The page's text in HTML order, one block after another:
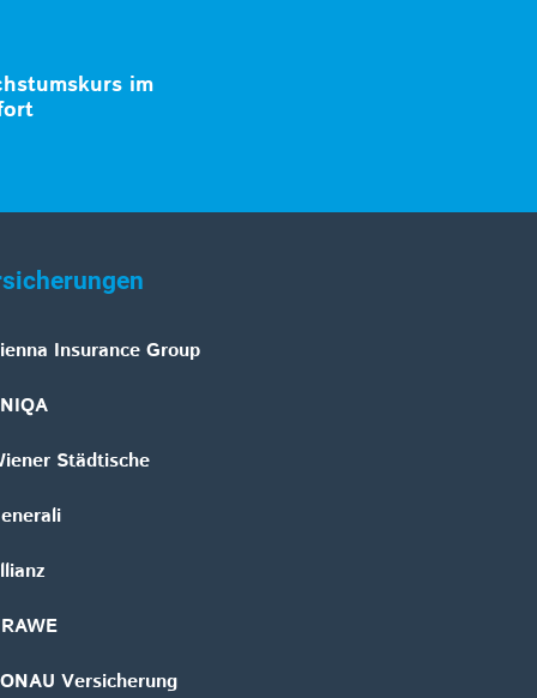
im
Insurance Group
Städtische
Versicherung